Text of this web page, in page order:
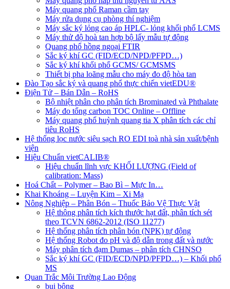
Máy quang phổ Raman cầm tay
Máy rửa dụng cụ phòng thí nghiệm
Máy sắc ký lỏng cao áp HPLC- lỏng khối phổ LCMS
Máy thử độ hoà tan hợp bộ lấy mẫu tự động
Quang phổ hồng ngoại FTIR
Sắc ký khí GC (FID/ECD/NPD/PFPD…)
Sắc ký khí khối phổ GCMS/ GCMSMS
Thiết bị pha loãng mẫu cho máy đo độ hòa tan
Đào Tạo sắc ký và quang phổ thực chiến vietEDU®
Điện Tử – Bán Dẫn – RoHS
Bộ nhiệt phân cho phân tích Brominated và Phthalate
Máy đo tổng carbon TOC Online – Offline
Máy quang phổ huỳnh quang tia X phân tích các chỉ
tiêu RoHS
Hệ thống lọc nước siêu sạch RO EDI​​ toà nhà sản xuất/bệnh
viện
Hiệu Chuẩn vietCALIB®
Hiệu chuẩn lĩnh vực KHỐI LƯỢNG (Field of
calibration: Mass)
Hoá Chất – Polymer – Bao Bì – Mực In…
Khai Khoáng – Luyện Kim – Xi Mạ
Nông Nghiệp – Phân Bón – Thuốc Bảo Vệ Thực Vật
Hệ thông phân tích kích thước hạt đất, phân tích sét
theo TCVN 6862-2012 (ISO 11277)
Hệ thống phân tích phân bón (NPK) tự động
Hệ thống Robot đo pH và độ dẫn trong đất và nước
Máy phân tích đạm Dumas – phân tích CHNSO
Sắc ký khí GC (FID/ECD/NPD/PFPD…) – Khối phổ
MS
Quan Trắc Môi Trường Lao Động
bụi bông